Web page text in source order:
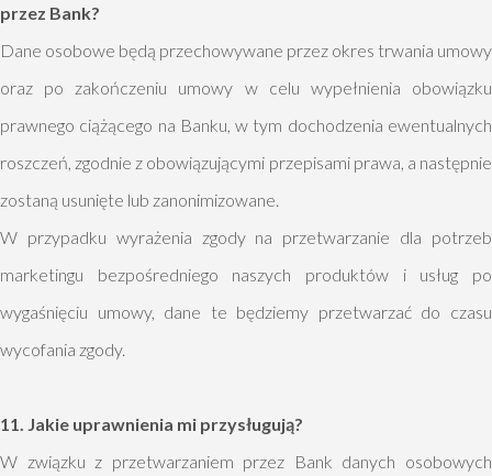
przez Bank?
Dane osobowe będą przechowywane przez okres trwania umowy
oraz po zakończeniu umowy w celu wypełnienia obowiązku
prawnego ciążącego na Banku, w tym dochodzenia ewentualnych
roszczeń, zgodnie z obowiązującymi przepisami prawa, a następnie
zostaną usunięte lub zanonimizowane.
W przypadku wyrażenia zgody na przetwarzanie dla potrzeb
marketingu bezpośredniego naszych produktów i usług po
wygaśnięciu umowy, dane te będziemy przetwarzać do czasu
wycofania zgody.
11. Jakie uprawnienia mi przysługują?
W związku z przetwarzaniem przez Bank danych osobowych